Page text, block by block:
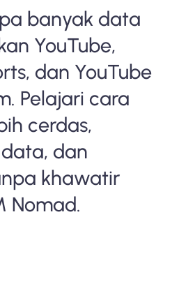
banyak data
YouTube,
dan YouTube
Pelajari cara
cerdas,
dan
khawatir
Nomad.